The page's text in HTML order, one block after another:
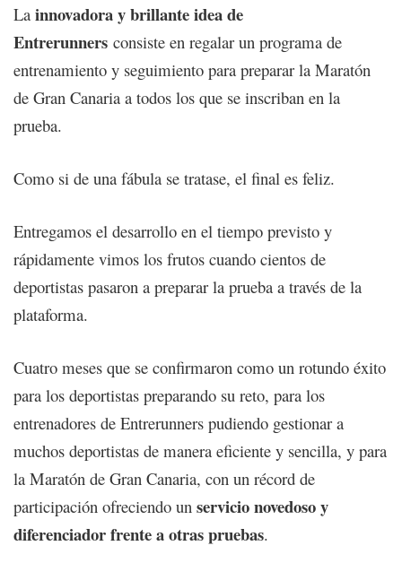
La innovadora y brillante idea de
Entrerunners consiste en regalar un programa de
entrenamiento y seguimiento para preparar la Maratón
de Gran Canaria a todos los que se inscriban en la
prueba.
Como si de una fábula se tratase, el final es feliz.
Entregamos el desarrollo en el tiempo previsto y
rápidamente vimos los frutos cuando cientos de
deportistas pasaron a preparar la prueba a través de la
plataforma.
Cuatro meses que se confirmaron como un rotundo éxito
para los deportistas preparando su reto, para los
entrenadores de Entrerunners pudiendo gestionar a
muchos deportistas de manera eficiente y sencilla, y para
la Maratón de Gran Canaria, con un récord de
participación ofreciendo un servicio novedoso y
diferenciador frente a otras pruebas.